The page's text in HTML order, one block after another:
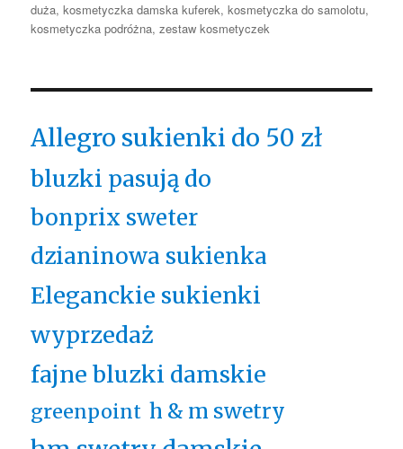
duża,kosmetyczka damska kuferek,kosmetyczka do samolotu,
kosmetyczka podróżna,zestaw kosmetyczek
Allegro sukienki do 50 zł
bluzki pasują do
bonprix sweter
dzianinowa sukienka
Eleganckie sukienki
wyprzedaż
fajne bluzki damskie
greenpoint h & m swetry